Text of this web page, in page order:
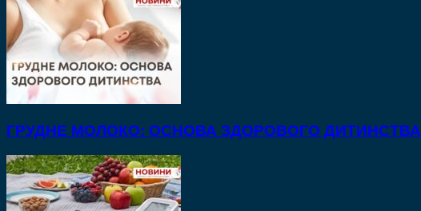
ГРУДНЕ МОЛОКО: ОСНОВА ЗДОРОВОГО ДИТИНСТВА